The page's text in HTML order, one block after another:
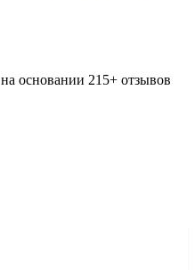
на основании 215+ отзывов